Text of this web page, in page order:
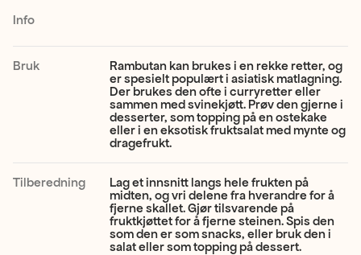
rødt
skall
med
Fruktkjøttet
Info
Bruk
Rambutan kan brukes i en rekke retter, og
er spesielt populært i asiatisk matlagning.
Der brukes den ofte i curryretter eller
sammen med svinekjøtt. Prøv den gjerne i
desserter, som topping på en ostekake
eller i en eksotisk fruktsalat med mynte og
dragefrukt.
Tilberedning
Lag et innsnitt langs hele frukten på
midten, og vri delene fra hverandre for å
fjerne skallet. Gjør tilsvarende på
fruktkjøttet for å fjerne steinen. Spis den
som den er som snacks, eller bruk den i
salat eller som topping på dessert.